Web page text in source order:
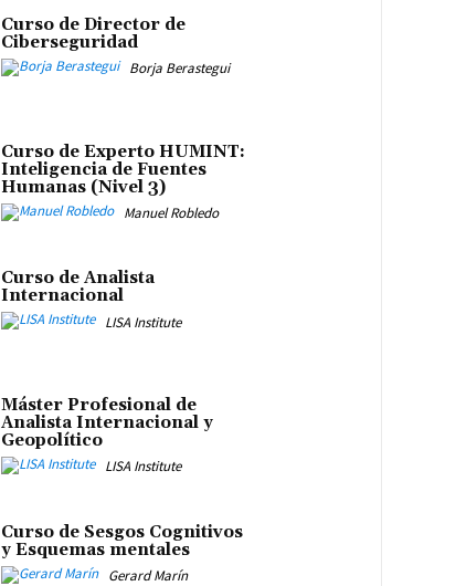
Curso de Director de
Ciberseguridad
Borja Berastegui
Curso de Experto HUMINT:
Inteligencia de Fuentes
Humanas (Nivel 3)
Manuel Robledo
Curso de Analista
Internacional
LISA Institute
Máster Profesional de
Analista Internacional y
Geopolítico
LISA Institute
Curso de Sesgos Cognitivos
y Esquemas mentales
Gerard Marín